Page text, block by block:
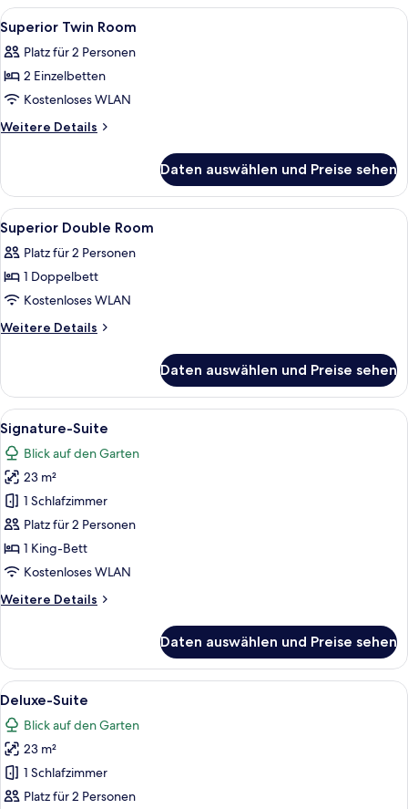
Alle
Fotos
für
Superior
Twin
Room
Ein Hotelzimmer mit einem großen
9
Superior Twin Room
Platz für 2 Personen
2 Einzelbetten
Kostenloses WLAN
Weitere Details
Weitere
Twin
Room
Daten auswählen und Preise sehen
Alle
Fotos
für
Superior
Double
Room
Ein Hotelzimmer mit einem großen
5
Superior Double Room
Platz für 2 Personen
1 Doppelbett
Kostenloses WLAN
Weitere Details
Weitere
Double
Room
Daten auswählen und Preise sehen
Alle
Fotos
für
Signature-
Suite
anzeigen
Ein großes, historisches Gebäude
6
Signature-Suite
Blick auf den Garten
23 m²
1 Schlafzimmer
Platz für 2 Personen
1 King-Bett
Kostenloses WLAN
Weitere Details
Weitere
Suite
Daten auswählen und Preise sehen
Alle
Fotos
für
Deluxe-
Suite
anzeigen
Ein großes, historisches Gebäude
9
Deluxe-Suite
Blick auf den Garten
23 m²
1 Schlafzimmer
Platz für 2 Personen